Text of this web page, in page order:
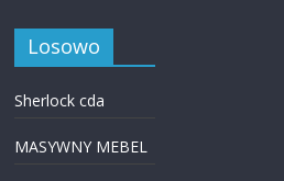
Losowo
Sherlock cda
MASYWNY MEBEL